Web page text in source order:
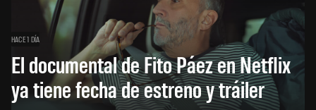
HACE 1 DÍA
El documental de Fito Páez en Netflix
ya tiene fecha de estreno y tráiler